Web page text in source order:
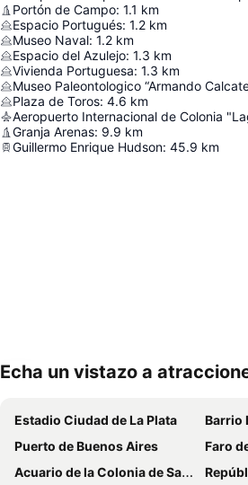
Portón de Campo: 1.1 km
Espacio Portugués: 1.2 km
Museo Naval: 1.2 km
Espacio del Azulejo: 1.3 km
Vivienda Portuguesa: 1.3 km
Museo Paleontologico “Armando
Plaza de Toros: 4.6 km
Granja Arenas: 9.9 km
Guillermo Enrique Hudson: 45.9 km
Echa un vistazo a
Estadio Ciudad de La Plata
Barrio
Puerto de Buenos Aires
Faro
Acuario de la Colonia de Sacramento